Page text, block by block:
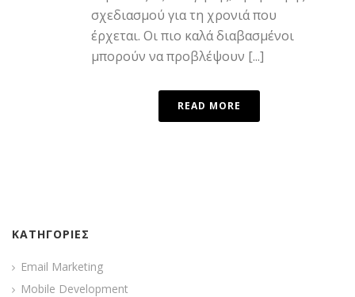
σχεδιασμού για τη χρονιά που
έρχεται. Οι πιο καλά διαβασμένοι
μπορούν να προβλέψουν [...]
READ MORE
ΚΑΤΗΓΟΡΙΕΣ
Email Marketing
Mobile Development